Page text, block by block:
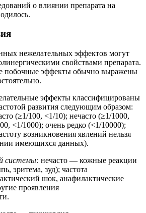
о влиянии препарата на
нежелательных эффектов могут
свойствами препарата.
побочные эффекты обычно выражены
эффекты классифицированы
развития следующим образом:
(≥1/100, <1/10); нечасто (≥1/1000,
<1/1000); очень редко (<1/10000);
возникновения явлений нельзя
имеющихся данных).
системы: нечасто — кожные реакции
эритема, зуд); частота
шок, анафилактические
проявления